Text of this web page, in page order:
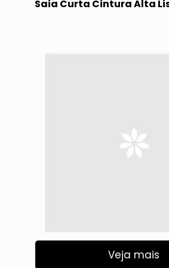
Saia Curta Cintura Alta
Veja mais